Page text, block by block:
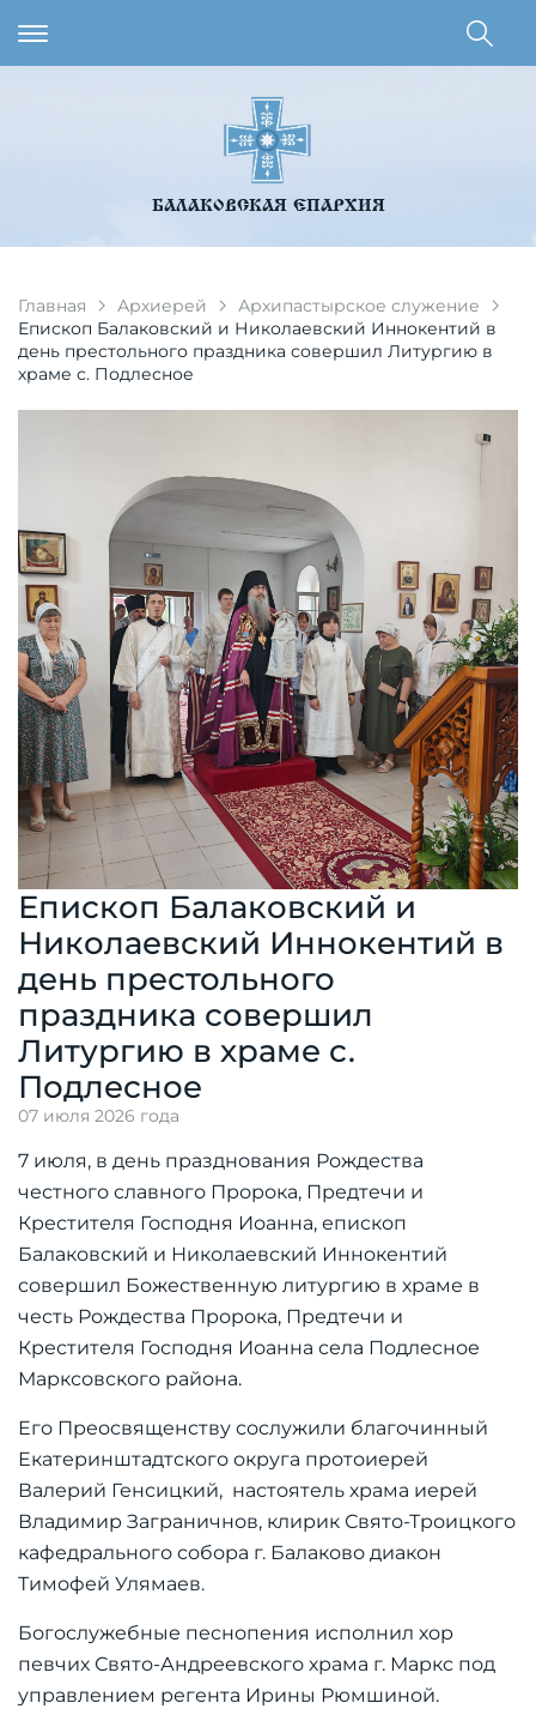
БАЛАКОВСКАЯ ЕПАРХИЯ
Главная Архиерей
Архипастырское служение
Епископ Балаковский и Николаевский Иннокентий в
день престольного праздника совершил Литургию в
храме с. Подлесное
Епископ Балаковский и
Николаевский Иннокентий в
день престольного
праздника совершил
Литургию в храме с.
Подлесное
07 июля 2026 года
7 июля, в день празднования Рождества
честного славного Пророка, Предтечи и
Крестителя Господня Иоанна, епископ
Балаковский и Николаевский Иннокентий
совершил Божественную литургию в храме в
честь Рождества Пророка, Предтечи и
Крестителя Господня Иоанна села Подлесное
Марксовского района.
Его Преосвященству сослужили благочинный
Екатеринштадтского округа протоиерей
Валерий Генсицкий, настоятель храма иерей
Владимир Заграничнов, клирик Свято-Троицкого
кафедрального собора г. Балаково диакон
Тимофей Улямаев.
Богослужебные песнопения исполнил хор
певчих Свято-Андреевского храма г. Маркс под
управлением регента Ирины Рюмшиной.